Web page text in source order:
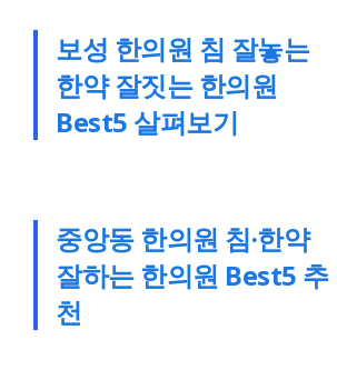
보성 한의원 침 잘놓는
한약 잘짓는 한의원
Best5 살펴보기
중앙동 한의원 침·한약
잘하는 한의원 Best5 추
천